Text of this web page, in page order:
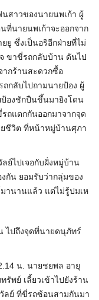
สาวของนายนพเก้า ผู้
ที่นายนพเก้าจะออกจาก
ยู ซึ่งเป็นอริอีกฝ่ายที่ไม่
ขาขี่รถกลับบ้าน ดันไป
ากร้านสะดวกซื้อ
กลับไปถามนายป้อง ผู้
ป้องชักปืนขึ้นมายิงโดน
ถแตกกันออกมาจากจุด
ยชีวิต ที่หน้าหมู่บ้านศุภา
ย์ไปเจอกับฝั่งหมู่บ้าน
งกัน ยอมรับว่ากลุ่มของ
านานแล้ว แต่ไม่รู้ปมเห
ไปถึงจุดที่นายดนุภัทร์
น. นายชยพล อายุ
รัพย์ เลี้ยวเข้าไปยังร้าน
ลย์ ที่ขี่รถซ้อนสามกันมา